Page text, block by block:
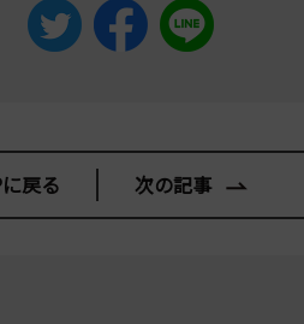
戻る 次の記事